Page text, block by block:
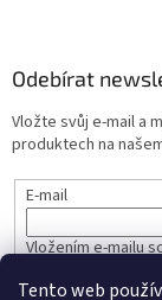
Tento web
Odebírat
Vložte svůj e-mail a
produktech na
E-mail
Vložením e-mailu